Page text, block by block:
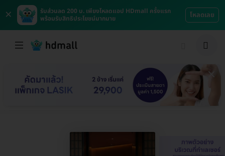
×
รับส่วนลด 200 บ. เพียงโหลดแอป HDmall ครั้งแรก
พร้อมรับสิทธิประโยชน์มากมาย
โหลดเลย